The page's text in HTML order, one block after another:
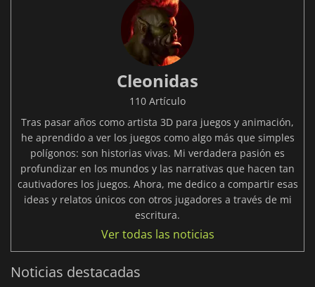
Cleonidas
110 Artículo
Tras pasar años como artista 3D para juegos y animación,
he aprendido a ver los juegos como algo más que simples
polígonos: son historias vivas. Mi verdadera pasión es
profundizar en los mundos y las narrativas que hacen tan
cautivadores los juegos. Ahora, me dedico a compartir esas
ideas y relatos únicos con otros jugadores a través de mi
escritura.
Ver todas las noticias
Noticias destacadas